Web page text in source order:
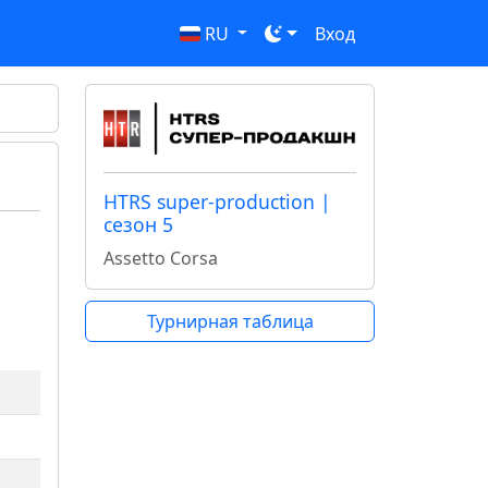
RU Вход
HTRS super-production |
сезон 5
Assetto Corsa
Турнирная таблица